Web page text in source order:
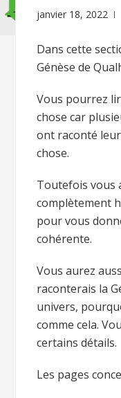
janvier 18, 2022
Dans cette
Génèse de
Vous pourrez
chose car
ont raconté
chose.
Toutefois vous
complètement
pour vous
cohérente.
Vous aurez
raconterais la
univers,
comme cela.
certains détails.
Les pages